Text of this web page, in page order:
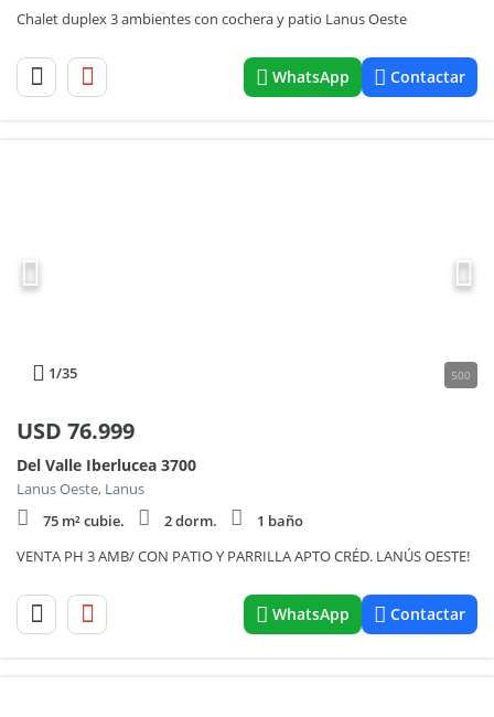
Chalet duplex 3 ambientes con cochera y patio Lanus Oeste
WhatsApp Contactar
1/35 500
USD 76.999
Del Valle Iberlucea 3700
Lanus Oeste, Lanus
75 m² cubie.
2 dorm.
1 baño
VENTA PH 3 AMB/ CON PATIO Y PARRILLA APTO CRÉD. LANÚS OESTE!
WhatsApp Contactar